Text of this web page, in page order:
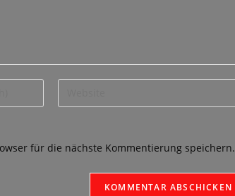
für die nächste Kommentierung speichern.